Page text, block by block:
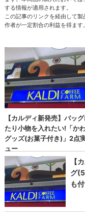
する情報が適用されます。
この記事のリンクを経由して
作者が一定割合の利益を得ます。